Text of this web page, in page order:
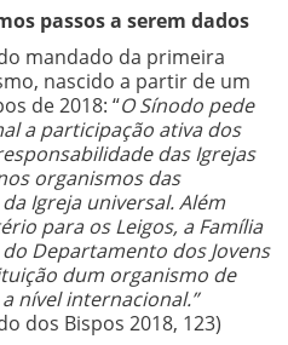
passos a serem dados
mandado da primeira
nascido a partir de um
de 2018: “O Sínodo pede
a participação ativa dos
das Igrejas
organismos das
Igreja universal. Além
para os Leigos, a Família
Departamento dos Jovens
dum organismo de
nível internacional.”
dos Bispos 2018, 123)